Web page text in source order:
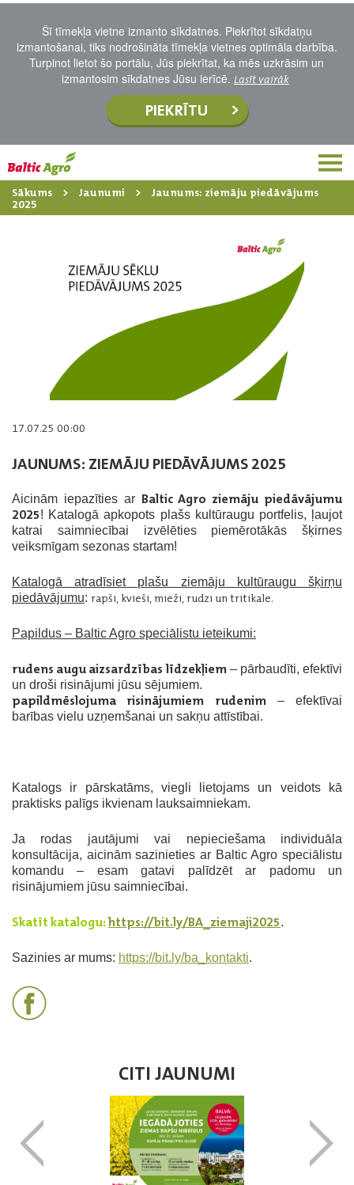
Šī tīmekļa vietne izmanto sīkdatnes. Piekrītot sīkdatņu
izmantošanai, tiks nodrošināta tīmekļa vietnes optimāla darbība.
Turpinot lietot šo portālu, Jūs piekrītat, ka mēs uzkrāsim un
izmantosim sīkdatnes Jūsu ierīcē. Lasīt vairāk
PIEKRĪTU
Sākums Jaunumi
Jaunums: ziemāju piedāvājums
2025
17.07.25 00:00
JAUNUMS: ZIEMĀJU PIEDĀVĀJUMS 2025
Aicinām iepazīties ar Baltic Agro ziemāju piedāvājumu
2025! Katalogā apkopots plašs kultūraugu portfelis, ļaujot
katrai saimniecībai izvēlēties piemērotākās šķirnes
veiksmīgam sezonas startam!
Katalogā atradīsiet plašu ziemāju kultūraugu šķirņu
piedāvājumu: rapši,kvieši,mieži,rudzi un tritikale.
Papildus – Baltic Agro speciālistu ieteikumi:
rudens augu aizsardzības līdzekļiem – pārbaudīti, efektīvi
un droši risinājumi jūsu sējumiem.
papildmēslojuma risinājumiem rudenim – efektīvai
barības vielu uzņemšanai un sakņu attīstībai.
Katalogs ir pārskatāms, viegli lietojams un veidots kā
praktisks palīgs ikvienam lauksaimniekam.
Ja rodas jautājumi vai nepieciešama individuāla
konsultācija, aicinām sazinieties ar Baltic Agro speciālistu
komandu – esam gatavi palīdzēt ar padomu un
risinājumiem jūsu saimniecībai.
Skatīt katalogu:https://bit.ly/BA_ziemaji2025.
Sazinies ar mums: https://bit.ly/ba_kontakti.
CITI JAUNUMI